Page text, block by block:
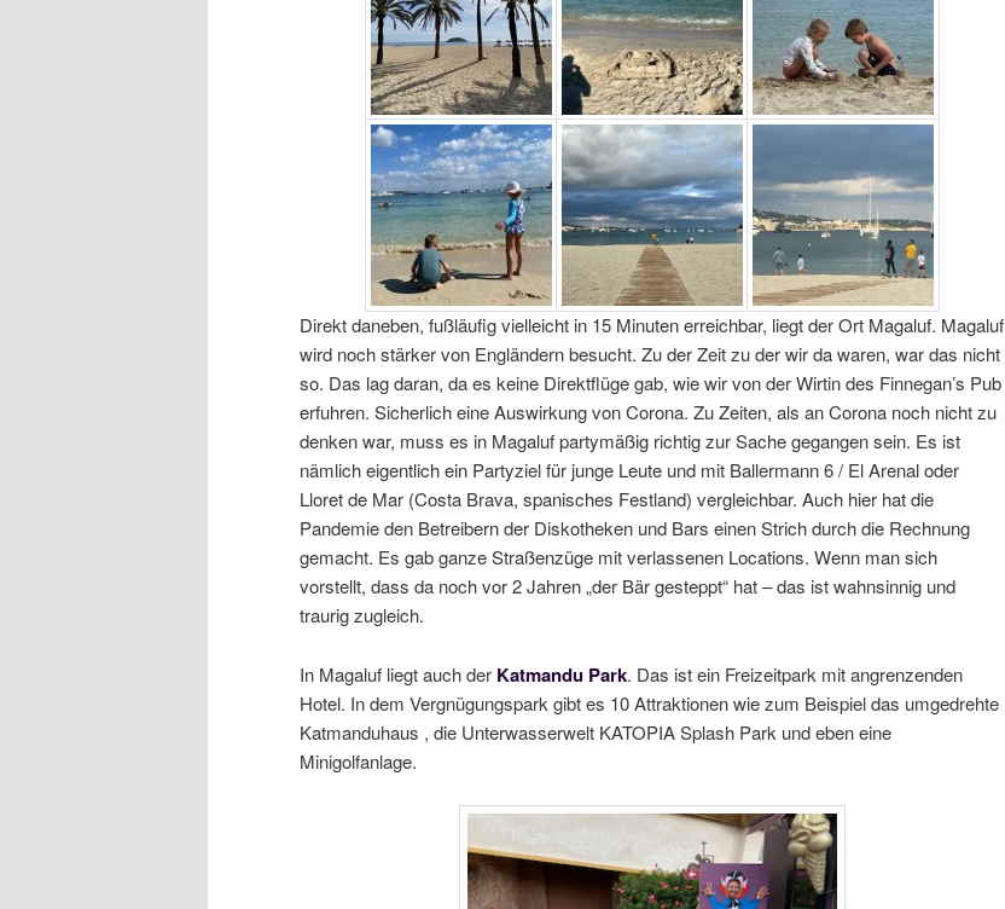
Direkt daneben, fußläufig vielleicht in 15 Minuten erreichbar, liegt der Ort Magaluf. Magaluf
wird noch stärker von Engländern besucht. Zu der Zeit zu der wir da waren, war das nicht
so. Das lag daran, da es keine Direktflüge gab, wie wir von der Wirtin des Finnegan’s Pub
erfuhren. Sicherlich eine Auswirkung von Corona. Zu Zeiten, als an Corona noch nicht zu
denken war, muss es in Magaluf partymäßig richtig zur Sache gegangen sein. Es ist
nämlich eigentlich ein Partyziel für junge Leute und mit Ballermann 6 / El Arenal oder
Lloret de Mar (Costa Brava, spanisches Festland) vergleichbar. Auch hier hat die
Pandemie den Betreibern der Diskotheken und Bars einen Strich durch die Rechnung
gemacht. Es gab ganze Straßenzüge mit verlassenen Locations. Wenn man sich
vorstellt, dass da noch vor 2 Jahren „der Bär gesteppt“ hat – das ist wahnsinnig und
traurig zugleich.
In Magaluf liegt auch der Katmandu Park. Das ist ein Freizeitpark mit angrenzenden
Hotel. In dem Vergnügungspark gibt es 10 Attraktionen wie zum Beispiel das umgedrehte
Katmanduhaus , die Unterwasserwelt KATOPIA Splash Park und eben eine
Minigolfanlage.